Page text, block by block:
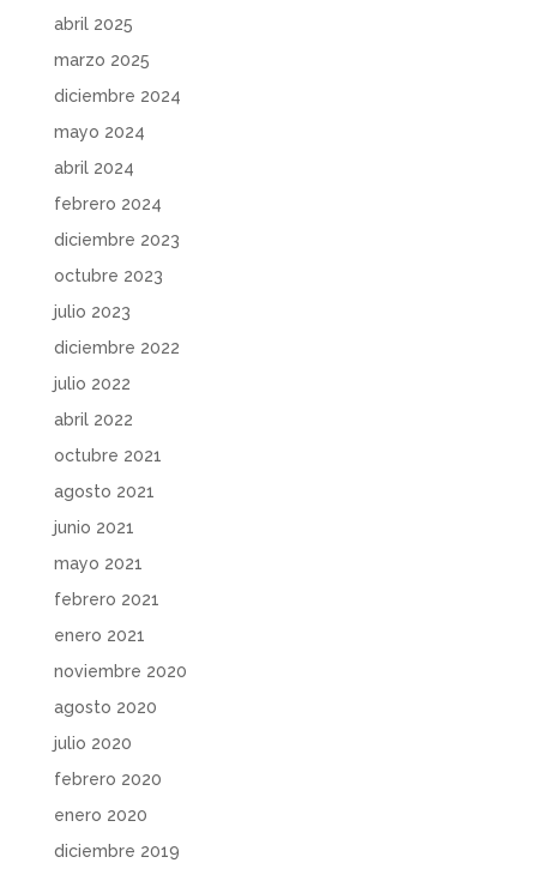
abril 2025
marzo 2025
diciembre 2024
mayo 2024
abril 2024
febrero 2024
diciembre 2023
octubre 2023
julio 2023
diciembre 2022
julio 2022
abril 2022
octubre 2021
agosto 2021
junio 2021
mayo 2021
febrero 2021
enero 2021
noviembre 2020
agosto 2020
julio 2020
febrero 2020
enero 2020
diciembre 2019